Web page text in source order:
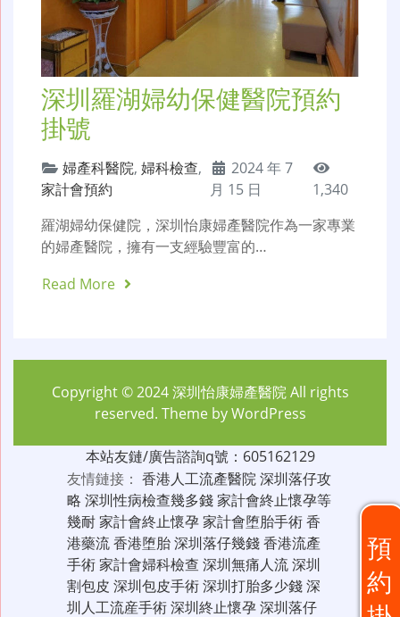
深圳羅湖婦幼保健醫院預約
掛號
婦產科醫院, 婦科檢查,
家計會預約
2024 年 7
月 15 日
1,340
羅湖婦幼保健院，深圳怡康婦產醫院作為一家專業
的婦產醫院，擁有一支經驗豐富的…
Read More
預
約
Copyright © 2024深圳怡康婦產醫院All rights
reserved. Theme byWordPress
本站友鏈/廣告諮詢q號：605162129
友情鏈接： 香港人工流產醫院深圳落仔攻
略 深圳性病檢查幾多錢家計會終止懷孕等
幾耐家計會終止懷孕家計會堕胎手術香
港藥流香港堕胎深圳落仔幾錢香港流產
手術家計會婦科檢查 深圳無痛人流深圳
割包皮 深圳包皮手術深圳打胎多少錢深
圳人工流産手術深圳終止懷孕深圳落仔